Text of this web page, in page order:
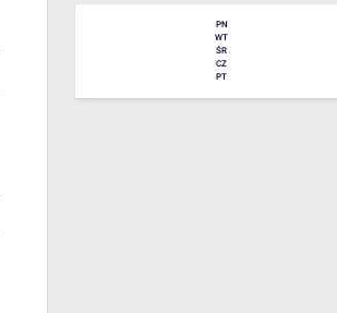
PN
WT
ŚR
CZ
PT